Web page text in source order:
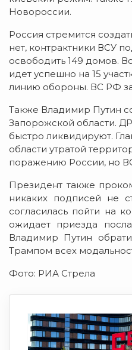
Новороссии.
Россия стремится
нет, контрактники ВСУ
освободить 149 домов.
идет успешно на 15
линию обороны. ВС РФ
Также Владимир Путин
Запорожской области.
быстро ликвидируют.
области утратой
поражению России, но
Президент также
никаких подписей не
согласилась пойти на
ожидает приезда
Владимир Путин
Трампом всех
Фото: РИА Стрела